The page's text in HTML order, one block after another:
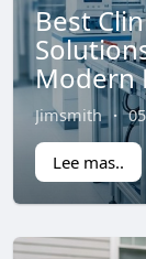
Best
Modern
Jimsmith ·
Lee mas..